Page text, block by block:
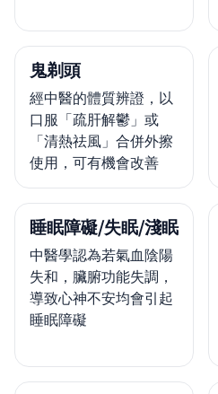
鬼剃頭
經中醫的體質辨證，以
口服「疏肝解鬱」或
「清熱祛風」合併外擦
使用，可有機會改善
睡眠障礙/失眠/淺眠
中醫學認為若氣血陰陽
失和，臟腑功能失調，
導致心神不安均會引起
睡眠障礙